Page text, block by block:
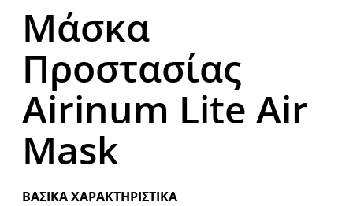
Μάσκα
Προστασίας
Airinum Lite Air
Mask
ΒΑΣΙΚΑ ΧΑΡΑΚΤΗΡΙΣΤΙΚΑ